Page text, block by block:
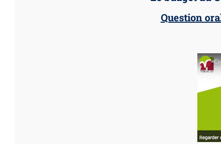
Question